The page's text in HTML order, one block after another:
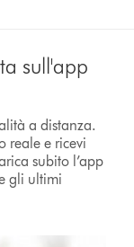
sull'app
a distanza.
reale e ricevi
subito l’app
gli ultimi